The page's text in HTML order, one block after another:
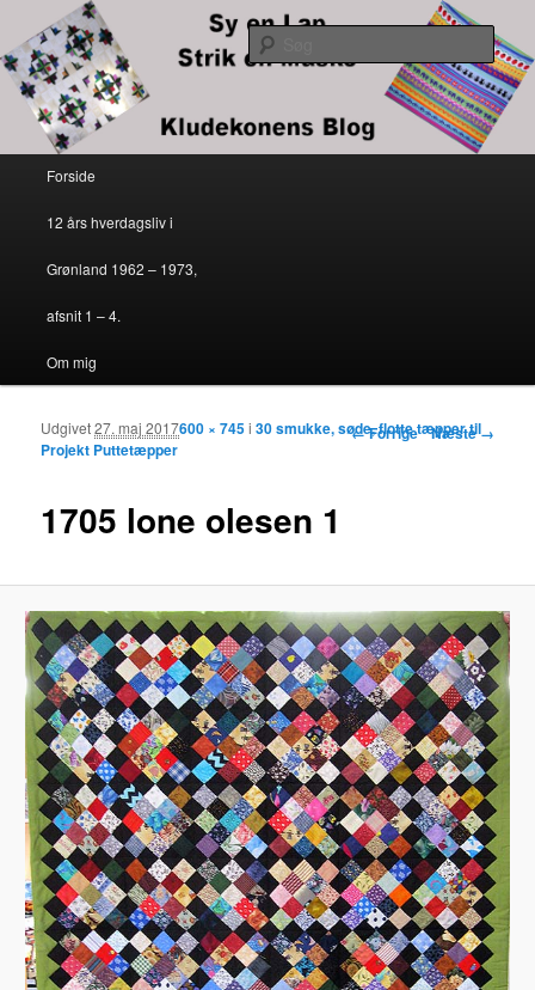
Sy en lap – strik en maske
Kludekonens blog
Søg
Fortsæt til primært indhold
Fortsæt til sekundært indhold
Forside
12 års hverdagsliv i
Grønland 1962 – 1973,
afsnit 1 – 4.
Om mig
Billednavigation
← Forrige Næste →
1705 lone olesen 1
Udgivet27. maj 2017600 × 745i30 smukke, søde, flotte tæpper til
Projekt Puttetæpper